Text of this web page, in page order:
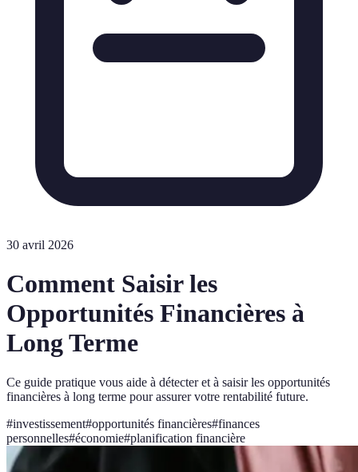
30 avril 2026
Comment Saisir les
Opportunités Financières à
Long Terme
Ce guide pratique vous aide à détecter et à saisir les opportunités
financières à long terme pour assurer votre rentabilité future.
#investissement#opportunités financières#finances
personnelles#économie#planification financière